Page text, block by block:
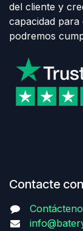
del cliente y
capacidad para
podremos
Contacte